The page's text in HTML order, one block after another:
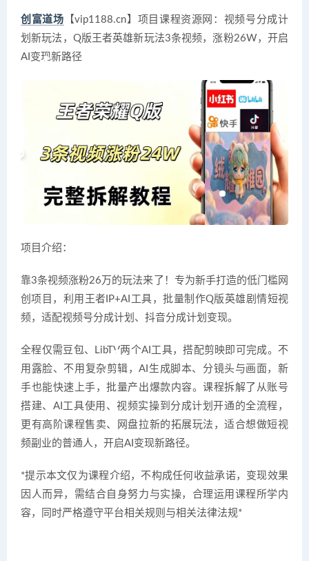
创富道场 【vip1188.cn】项目课程资源网：视频号分成计
划新玩法，Q版王者英雄新玩法3条视频，涨粉26W，开启
AI变现新路径
项目介绍：
靠3条视频涨粉26万的玩法来了！专为新手打造的低门槛网
创项目，利用王者IP+AI工具，批量制作Q版英雄剧情短视
频，适配视频号分成计划、抖音分成计划变现。
全程仅需豆包、LibTV两个AI工具，搭配剪映即可完成。不
用露脸、不用复杂剪辑，AI生成脚本、分镜头与画面，新
手也能快速上手，批量产出爆款内容。课程拆解了从账号
搭建、AI工具使用、视频实操到分成计划开通的全流程，
更有高阶课程售卖、网盘拉新的拓展玩法，适合想做短视
频副业的普通人，开启AI变现新路径。
*提示本文仅为课程介绍，不构成任何收益承诺，变现效果
因人而异，需结合自身努力与实操，合理运用课程所学内
容，同时严格遵守平台相关规则与相关法律法规*